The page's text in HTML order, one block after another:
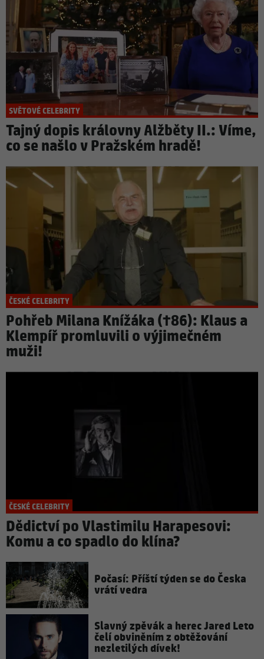
SVĚTOVÉ CELEBRITY
Tajný dopis královny Alžběty II.: Víme,
co se našlo v Pražském hradě!
ČESKÉ CELEBRITY
Pohřeb Milana Knížáka (†86): Klaus a
Klempíř promluvili o výjimečném
muži!
ČESKÉ CELEBRITY
Dědictví po Vlastimilu Harapesovi:
Komu a co spadlo do klína?
Počasí: Příští týden se do Česka
vrátí vedra
Slavný zpěvák a herec Jared Leto
čelí obviněním z obtěžování
nezletilých dívek!